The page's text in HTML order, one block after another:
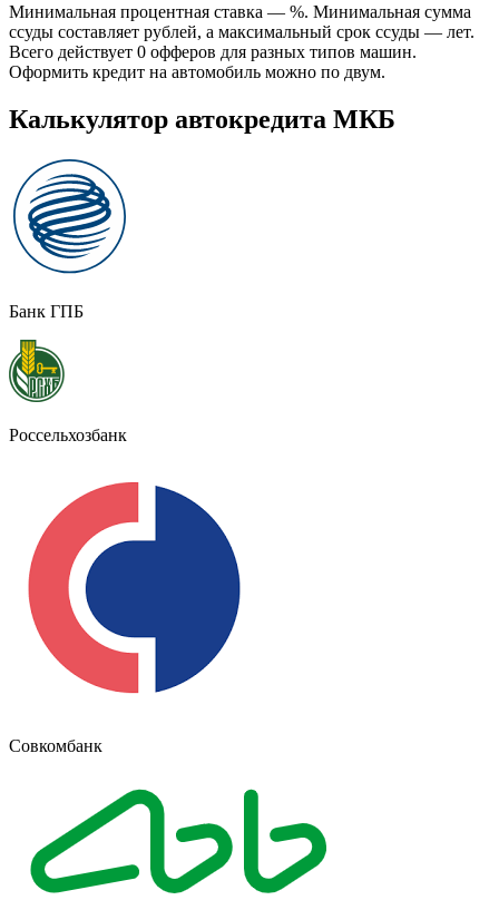
Минимальная процентная ставка — %. Минимальная сумма
ссуды составляет рублей, а максимальный срок ссуды — лет.
Всего действует 0 офферов для разных типов машин.
Оформить кредит на автомобиль можно по двум.
Калькулятор автокредита МКБ
Банк ГПБ
Россельхозбанк
Совкомбанк